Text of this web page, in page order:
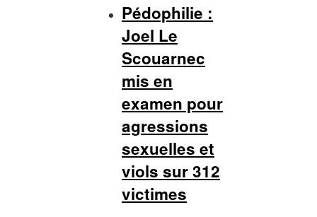
Pédophilie :
Joel Le
Scouarnec
mis en
examen pour
agressions
sexuelles et
viols sur 312
victimes